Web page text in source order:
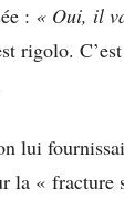
: « Oui, il
rigolo.
lui
la « fracture